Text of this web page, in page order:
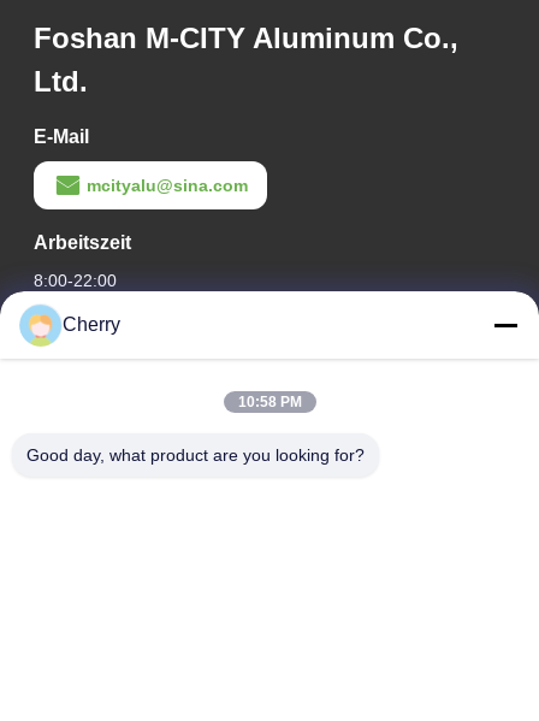
Foshan M-CITY Aluminum Co.,
Ltd.
E-Mail
mcityalu@sina.com
Arbeitszeit
8:00-22:00
Unsere Adresse
Hegui Industriepark, Lishui, Nanhai Foshan Guangdong PR
Cherry
10:58 PM
Good day, what product are you looking for?